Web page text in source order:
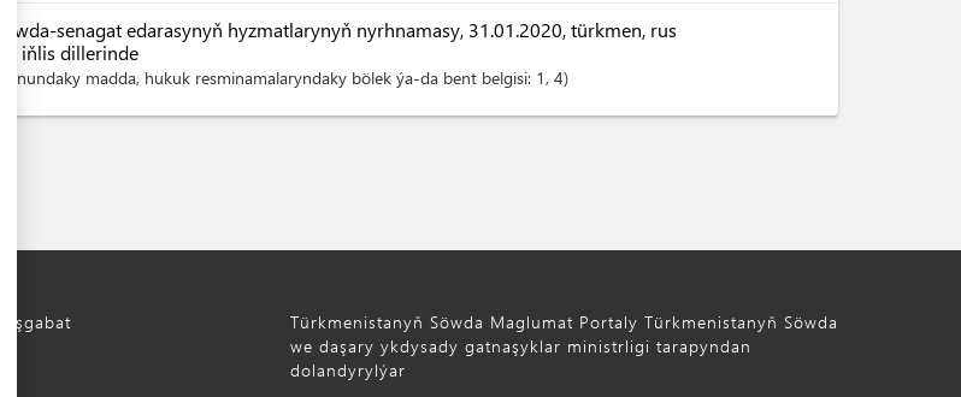
Söwda-senagat edarasynyň hyzmatlarynyň nyrhnamasy, 31.01.2020, türkmen, rus
we iňlis dillerinde
Kanundaky madda, hukuk resminamalaryndaky bölek ýa-da bent belgisi: 1 , 4
Aşgabat
Türkmenistanyň Söwda Maglumat Portaly Türkmenistanyň Söwda
we daşary ykdysady gatnaşyklar ministrligi tarapyndan
dolandyrylýar